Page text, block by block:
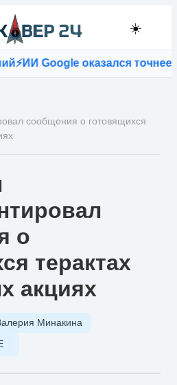
☀️
ИИ Google оказался точнее
сообщения о готовящихся
о
терактах
акциях
Минакина